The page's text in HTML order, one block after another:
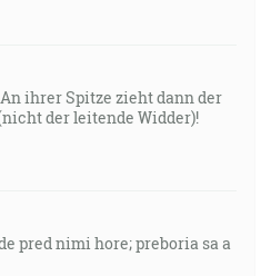
ihrer Spitze zieht dann der
der leitende Widder)!
pred nimi hore; preboria sa a